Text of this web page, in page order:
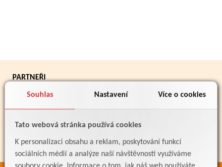
Souhlas Nastavení Více o cookies
Tato webová stránka používá cookies
K personalizaci obsahu a reklam, poskytování funkcí
sociálních médií a analýze naší návštěvnosti využíváme
PARTNEŘI